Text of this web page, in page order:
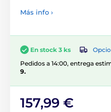
Más info ›
En stock 3 ks
Pedidos a 14:00, entrega
9.
157,99 €